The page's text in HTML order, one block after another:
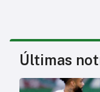
Últimas